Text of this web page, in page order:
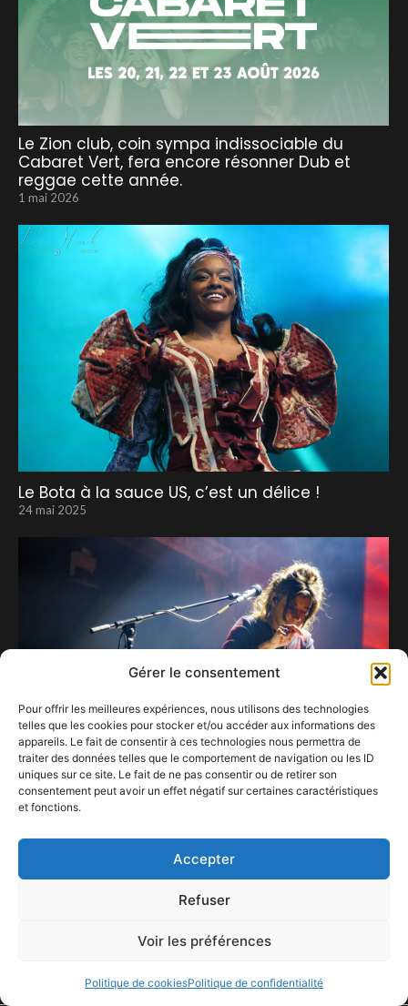
Gérer le consentement
Pour offrir les meilleures expériences, nous utilisons des technologies
telles que les cookies pour stocker et/ou accéder aux informations des
appareils. Le fait de consentir à ces technologies nous permettra de
traiter des données telles que le comportement de navigation ou les ID
uniques sur ce site. Le fait de ne pas consentir ou de retirer son
consentement peut avoir un effet négatif sur certaines caractéristiques
et fonctions.
Accepter
Refuser
Voir les préférences
Politique de cookiesPolitique de confidentialité
Le Zion club, coin sympa indissociable du
Cabaret Vert, fera encore résonner Dub et
reggae cette année.
1 mai 2026
Le Bota à la sauce US, c’est un délice !
24 mai 2025
Julie Rains sort lentement, pour entendre
21 novembre 2025